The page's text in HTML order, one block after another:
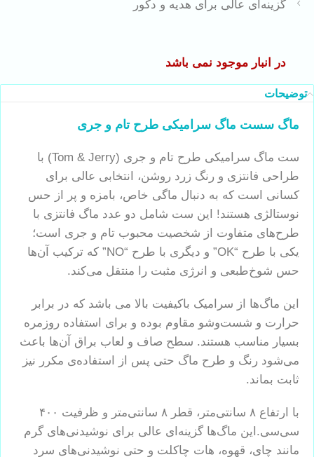
گزینه‌ای عالی برای هدیه و دکور
در انبار موجود نمی باشد
توضیحات
ماگ سست ماگ سرامیکی طرح تام و جری
ست ماگ سرامیکی طرح تام و جری (Tom & Jerry) با
طراحی فانتزی و رنگ زرد روشن، انتخابی عالی برای
کسانی است که به دنبال ماگی خاص، بامزه و پر از حس
نوستالژی هستند! این ست شامل دو عدد ماگ فانتزی با
طرح‌های متفاوت از شخصیت محبوب تام و جری است؛
یکی با طرح “OK” و دیگری با طرح “NO” که ترکیب آن‌ها
حس شوخ‌طبعی و انرژی مثبت را منتقل می‌کند.
این ماگ‌ها از سرامیک باکیفیت بالا می باشد که در برابر
حرارت و شست‌وشو مقاوم بوده و برای استفاده روزمره
بسیار مناسب هستند. سطح صاف و لعاب براق آن‌ها باعث
می‌شود رنگ و طرح ماگ حتی پس از استفاده‌ی مکرر نیز
ثابت بماند.
با ارتفاع ۸ سانتی‌متر، قطر ۸ سانتی‌متر و ظرفیت ۴۰۰
سی‌سی.این ماگ‌ها گزینه‌ای عالی برای نوشیدنی‌های گرم
مانند چای، قهوه، هات چاکلت و حتی نوشیدنی‌های سرد